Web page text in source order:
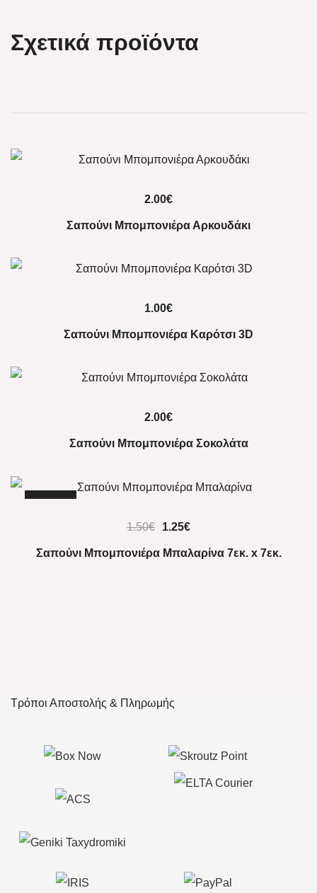
Σχετικά προϊόντα
2.00€
Σαπούνι Μπομπονιέρα Αρκουδάκι
1.00€
Σαπούνι Μπομπονιέρα Καρότσι 3D
2.00€
Σαπούνι Μπομπονιέρα Σοκολάτα
-17%
1.50€
Original
price
1.25€Η
τρέχουσα
Σαπούνι Μπομπονιέρα Μπαλαρίνα 7εκ. x 7εκ.
Τρόποι Αποστολής & Πληρωμής